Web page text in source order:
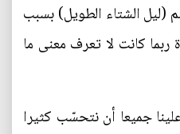
(ليل الشتاء الطويل) بسبب
كانت لا تعرف معنى ما
جميعا أن نتحسّب كثيرا